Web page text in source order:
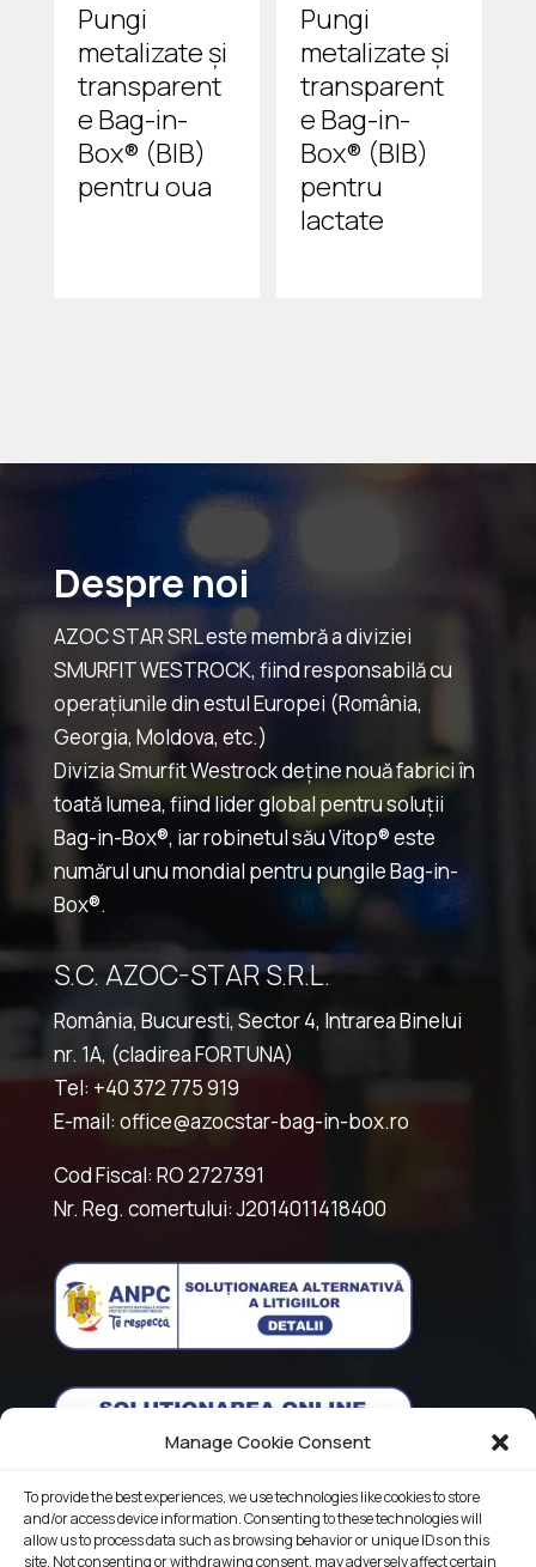
Manage Cookie Consent
To provide the best experiences, we use technologies like cookies to store
and/or access device information. Consenting to these technologies will
allow us to process data such as browsing behavior or unique IDs on this
site. Not consenting or withdrawing consent, may adversely affect certain
Pungi
metalizate și
transparent
e Bag-in-
Box® (BIB)
pentru oua
Pungi
metalizate și
transparent
e Bag-in-
Box® (BIB)
pentru
lactate
Despre noi
AZOC STAR SRL este membră a diviziei
SMURFIT WESTROCK, fiind responsabilă cu
operațiunile din estul Europei (România,
Georgia, Moldova, etc.)
Divizia Smurfit Westrock deține nouă fabrici în
toată lumea, fiind lider global pentru soluții
Bag-in-Box®, iar robinetul său Vitop® este
numărul unu mondial pentru pungile Bag-in-
Box®.
S.C. AZOC-STAR S.R.L.
România, Bucuresti, Sector 4, Intrarea Binelui
nr. 1A, (cladirea FORTUNA)
Tel: +40 372 775 919
E-mail: office@azocstar-bag-in-box.ro
Cod Fiscal: RO 2727391
Nr. Reg. comertului: J2014011418400